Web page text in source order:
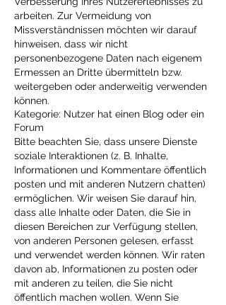
arbeiten. Zur Vermeidung von
Missverständnissen möchten wir darauf
hinweisen, dass wir nicht
personenbezogene Daten nach eigenem
Ermessen an Dritte übermitteln bzw.
weitergeben oder anderweitig verwenden
können.
Kategorie: Nutzer hat einen Blog oder ein
Forum
Bitte beachten Sie, dass unsere Dienste
soziale Interaktionen (z. B. Inhalte,
Informationen und Kommentare öffentlich
posten und mit anderen Nutzern chatten)
ermöglichen. Wir weisen Sie darauf hin,
dass alle Inhalte oder Daten, die Sie in
diesen Bereichen zur Verfügung stellen,
von anderen Personen gelesen, erfasst
und verwendet werden können. Wir raten
davon ab, Informationen zu posten oder
mit anderen zu teilen, die Sie nicht
öffentlich machen wollen. Wenn Sie